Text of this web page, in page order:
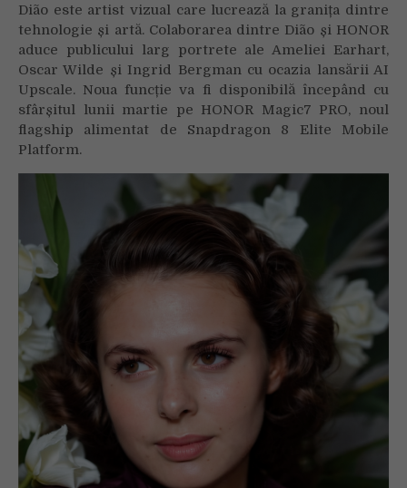
Dião este artist vizual care lucrează la granița dintre
tehnologie și artă. Colaborarea dintre Dião și HONOR
aduce publicului larg portrete ale Ameliei Earhart,
Oscar Wilde și Ingrid Bergman cu ocazia lansării AI
Upscale. Noua funcție va fi disponibilă începând cu
sfârșitul lunii martie pe HONOR Magic7 PRO, noul
flagship alimentat de Snapdragon 8 Elite Mobile
Platform.